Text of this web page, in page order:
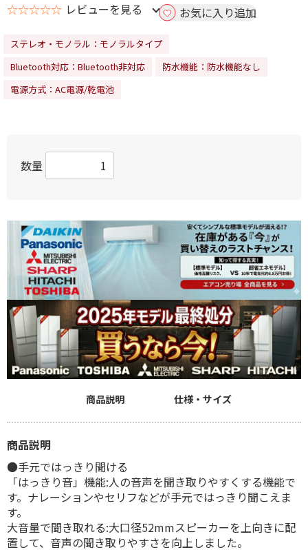
☆☆☆☆☆ レビューを見る お気に入り追加
ステレオ・モノラル：モノラルタイプ
Bluetooth対応：Bluetooth非対応
防水機能：防水機能なし
電源方式：AC電源/乾電池
数量
商品説明 仕様・サイズ
商品説明
●手元ではっきり聞ける
「はっきり音」機能:人の音声を聞き取りやすくする機能で
す。ナレーションやセリフなどが手元ではっきり聞こえま
す。
大音量で聞き取れる:大口径52mmスピーカーを上向きに配
置して、音声の聞き取りやすさを向上しました。